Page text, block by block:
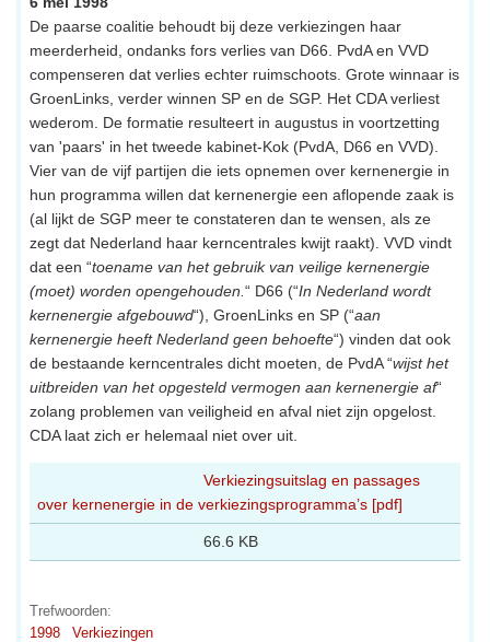
De paarse coalitie behoudt bij deze verkiezingen haar
meerderheid, ondanks fors verlies van D66. PvdA en VVD
compenseren dat verlies echter ruimschoots. Grote winnaar is
GroenLinks, verder winnen SP en de SGP. Het CDA verliest
wederom. De formatie resulteert in augustus in voortzetting
van 'paars' in het tweede kabinet-Kok (PvdA, D66 en VVD).
Vier van de vijf partijen die iets opnemen over kernenergie in
hun programma willen dat kernenergie een aflopende zaak is
(al lijkt de SGP meer te constateren dan te wensen, als ze
zegt dat Nederland haar kerncentrales kwijt raakt). VVD vindt
dat een “toename van het gebruik van veilige kernenergie
(moet) worden opengehouden. “ D66 (“In Nederland wordt
kernenergie afgebouwd“), GroenLinks en SP (“aan
kernenergie heeft Nederland geen behoefte“) vinden dat ook
de bestaande kerncentrales dicht moeten, de PvdA “wijst het
uitbreiden van het opgesteld vermogen aan kernenergie af“
zolang problemen van veiligheid en afval niet zijn opgelost.
CDA laat zich er helemaal niet over uit.
Verkiezingsuitslag en passages
over kernenergie in de verkiezingsprogramma’s [pdf]
66.6 KB
Trefwoorden:
1998
Verkiezingen